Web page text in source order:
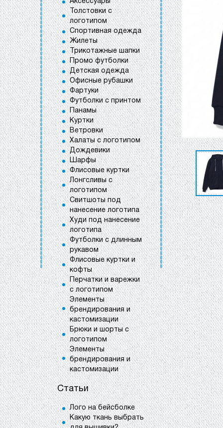
Толстовки с
логотипом
Спортивная одежда
Жилеты
Трикотажные шапки
Промо футболки
Детская одежда
Офисные рубашки
Фартуки
Футболки с принтом
Панамы
Куртки
Ветровки
Халаты с логотипом
Дождевики
Шарфы
Флисовые куртки
Лонгсливы с
логотипом
Свитшоты под
нанесение логотипа
Худи под нанесение
логотипа
Футболки с длинным
рукавом
Флисовые куртки и
кофты
Перчатки и варежки
с логотипом
Элементы
брендирования и
кастомизации
Брюки и шорты с
логотипом
Элементы
брендирования и
кастомизации
Статьи
Лого на бейсболке
Какую ткань выбрать